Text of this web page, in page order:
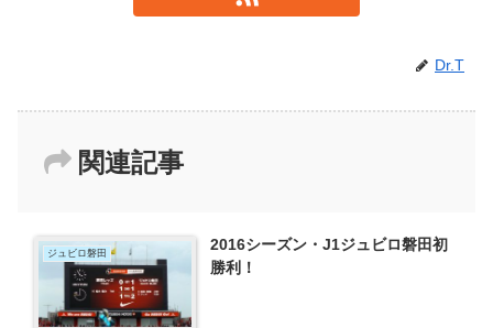
Dr.T
関連記事
ジュビロ磐田
2016シーズン・J1ジュビロ磐田初
勝利！